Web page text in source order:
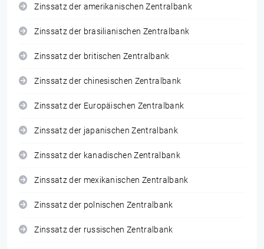
Zinssatz der amerikanischen Zentralbank
Zinssatz der brasilianischen Zentralbank
Zinssatz der britischen Zentralbank
Zinssatz der chinesischen Zentralbank
Zinssatz der Europäischen Zentralbank
Zinssatz der japanischen Zentralbank
Zinssatz der kanadischen Zentralbank
Zinssatz der mexikanischen Zentralbank
Zinssatz der polnischen Zentralbank
Zinssatz der russischen Zentralbank